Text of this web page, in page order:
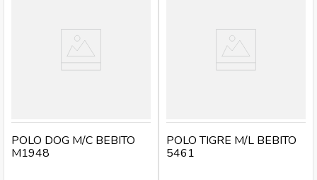
POLO DOG M/C BEBITO
M1948
POLO TIGRE M/L BEBITO
5461